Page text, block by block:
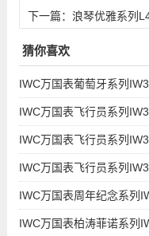
绍
下一篇： 浪琴优雅系列
猜你喜欢
IWC万国表葡萄牙系列
IWC万国表飞行员系列
IWC万国表飞行员系列
IWC万国表飞行员系列
IWC万国表周年纪念系列
IWC万国表柏涛菲诺系列